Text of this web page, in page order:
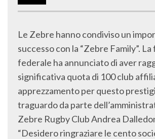
Le Zebre hanno condiviso un
successo con la “Zebre Family”.
federale ha annunciato di aver
significativa quota di 100 club
apprezzamento per questo
traguardo da parte
Zebre Rugby Club Andrea
“Desidero ringraziare le cento